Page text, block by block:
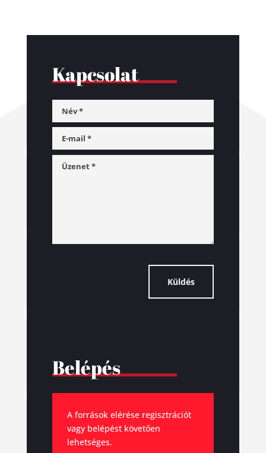
Kapcsolat
Küldés
Belépés
A források elérése regisztrációt
vagy belépést követően
lehetséges.